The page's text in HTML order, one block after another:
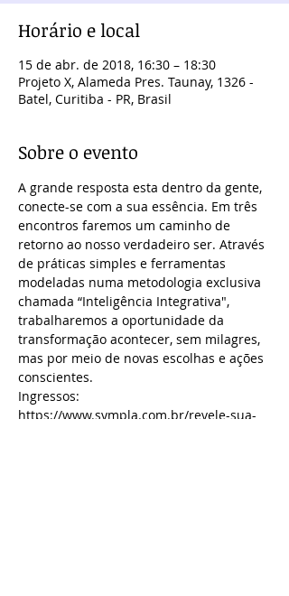
Horário e local
15 de abr. de 2018, 16:30 – 18:30
Projeto X, Alameda Pres. Taunay, 1326 -
Batel, Curitiba - PR, Brasil
Sobre o evento
A grande resposta esta dentro da gente,
conecte-se com a sua essência. Em três
encontros faremos um caminho de
retorno ao nosso verdadeiro ser. Através
de práticas simples e ferramentas
modeladas numa metodologia exclusiva
chamada “Inteligência Integrativa",
trabalharemos a oportunidade da
transformação acontecer, sem milagres,
mas por meio de novas escolhas e ações
conscientes.
Ingressos:
https://www.sympla.com.br/revele-sua-